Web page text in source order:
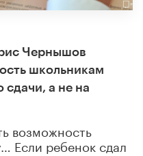
Чернышов
школьникам
сдачи, а не на
возможность
Если ребенок сдал